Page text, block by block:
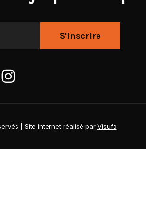
| Site internet réalisé par Visufo